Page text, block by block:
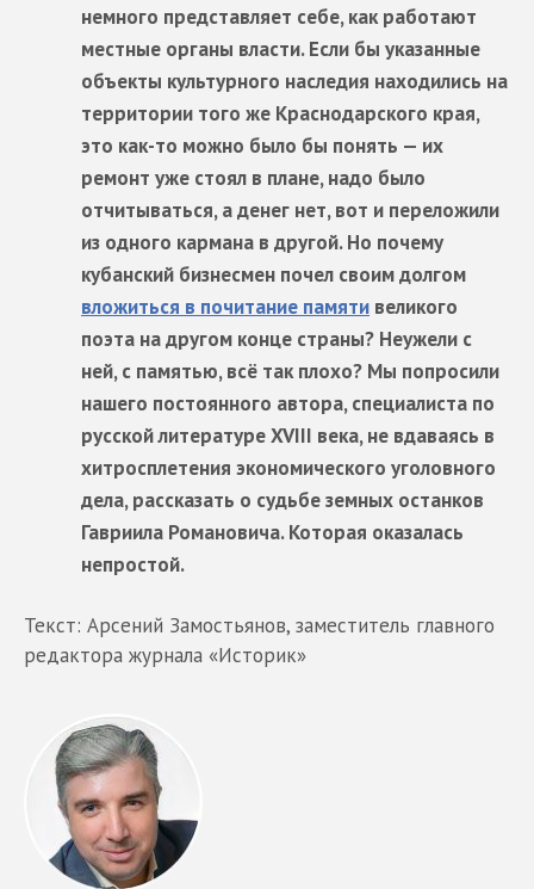
немного представляет себе, как работают
местные органы власти. Если бы указанные
объекты культурного наследия находились на
территории того же Краснодарского края,
это как-то можно было бы понять — их
ремонт уже стоял в плане, надо было
отчитываться, а денег нет, вот и переложили
из одного кармана в другой. Но почему
кубанский бизнесмен почел своим долгом
вложиться в почитание памяти великого
поэта на другом конце страны? Неужели с
ней, с памятью, всё так плохо? Мы попросили
нашего постоянного автора, специалиста по
русской литературе XVIII века, не вдаваясь в
хитросплетения экономического уголовного
дела, рассказать о судьбе земных останков
Гавриила Романовича. Которая оказалась
непростой.
Текст: Арсений Замостьянов, заместитель главного
редактора журнала «Историк»